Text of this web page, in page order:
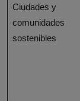
Ciudades y
comunidades
sostenibles